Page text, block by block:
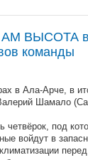
АМ ВЫСОТА
команды
в Ала-Арче, в
Шамало
под
войдут в